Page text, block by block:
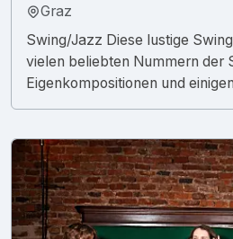
Graz
Swing/Jazz Diese lustige
vielen beliebten Nummern der
Eigenkompositionen und